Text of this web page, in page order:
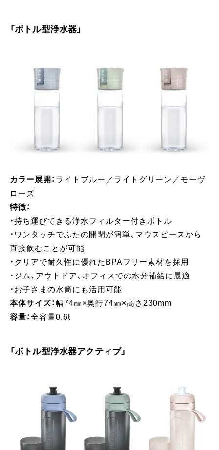
「ボトル型浄水器」
カラー展開​： ライトブルー／ライトグリーン／モーヴ
ローズ​
特徴：
・持ち運びできる浄水フィルター付きボトル​​
・ワンタッチでふたの開閉が簡単、マウスピースから
直接飲むことが可能​​
・クリアで耐久性に優れたBPAフリー素材を採用​​
・ジム、アウトドア、オフィスでの水分補給に最適​​
・お子さまの水筒にも活用可能​​
本体サイズ：幅74㎜×奥行74㎜×高さ230mm
容量：全容量0.6ℓ
「ボトル型浄水器アクティブ」